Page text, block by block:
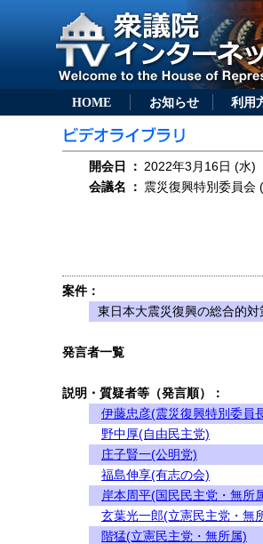
HOME お知らせ 利用
開会日 ： 2022年3月16日 (水)
会議名
： 震災復興特別委員会
案件：
東日本大震災復興の総合的
発言者一覧
説明・質疑者等（発言順）：
伊藤忠彦(震災復興特別委員
野中厚(自由民主党)
庄子賢一(公明党)
福島伸享(有志の会)
岸本周平(国民民主党・無所
玄葉光一郎(立憲民主党・無
階猛(立憲民主党・無所属)